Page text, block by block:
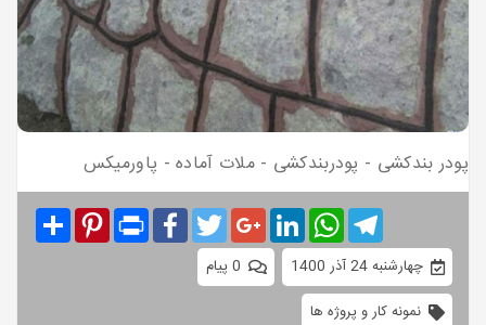
پودر بندکشی - پودربندکشی - ملات آماده - پاورمیکس
SharePinterest Print
FacebookTwitterGoogle+LinkedIn
WhatsAppTelegram
چهارشنبه 24 آذر 1400
0 پیام
نمونه کار و پروژه ها